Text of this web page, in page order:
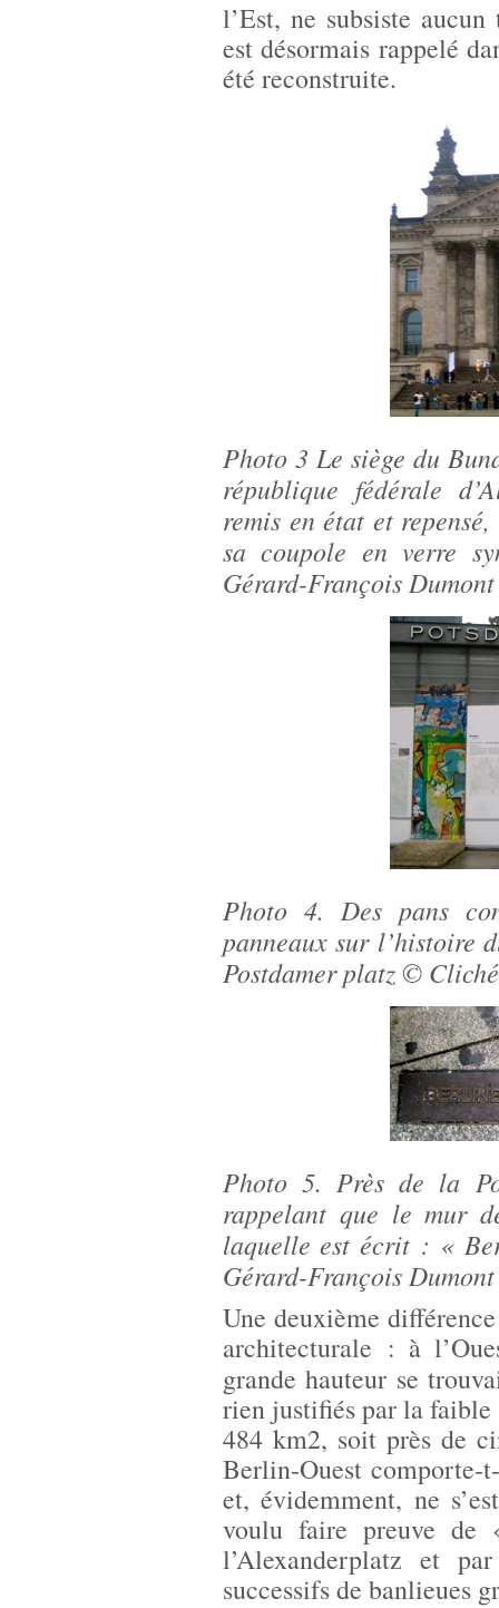
l’Est, ne subsiste
est désormais rappelé
été reconstruite.
Photo 3 Le siège du
république fédérale
remis en état et
sa coupole en verre
Gérard-François
Photo 4. Des pans
panneaux sur l’histoire
Postdamer platz ©
Photo 5. Près de la
rappelant que le mur
laquelle est écrit : «
Gérard-François
Une deuxième
architecturale : à
grande hauteur se
rien justifiés par la
484 km2, soit près de
Berlin-Ouest comporte-
et, évidemment, ne
voulu faire preuve de
l’Alexanderplatz et
successifs de banlieues